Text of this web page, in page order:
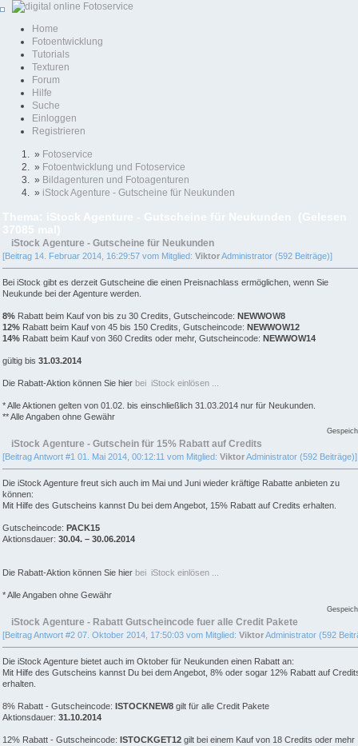
Home
Fotoentwicklung
Tutorials
Texturen
Forum
Hilfe
Suche
Einloggen
Registrieren
» Fotoservice
» Fotoentwicklung und Fotoservice
» Bildagenturen und Fotoagenturen
» iStock Agenture - Gutscheine für Neukunden
iStock Agenture - Gutscheine für Neukunden
[Beitrag 14. Februar 2014, 16:29:57 vom Mitglied: ViktorAdministrator (592 Beiträge)]
Bei iStock gibt es derzeit Gutscheine die einen Preisnachlass ermöglichen, wenn Sie
Neukunde bei der Agenture werden.
8% Rabatt beim Kauf von bis zu 30 Credits, Gutscheincode: NEWWOW8
12% Rabatt beim Kauf von 45 bis 150 Credits, Gutscheincode: NEWWOW12
14% Rabatt beim Kauf von 360 Credits oder mehr, Gutscheincode: NEWWOW14
gültig bis 31.03.2014
Die Rabatt-Aktion können Sie hier bei iStock einlösen ...
* Alle Aktionen gelten von 01.02. bis einschließlich 31.03.2014 nur für Neukunden.
** Alle Angaben ohne Gewähr
iStock Agenture - Gutschein für 15% Rabatt auf Credits
[Beitrag Antwort #1 01. Mai 2014, 00:12:11 vom Mitglied: ViktorAdministrator (592 Beiträge)]
Die iStock Agenture freut sich auch im Mai und Juni wieder kräftige Rabatte anbieten zu
können:
Mit Hilfe des Gutscheins kannst Du bei dem Angebot, 15% Rabatt auf Credits erhalten.
Gutscheincode: PACK15
Aktionsdauer: 30.04. – 30.06.2014
Die Rabatt-Aktion können Sie hier bei iStock einlösen ...
* Alle Angaben ohne Gewähr
iStock Agenture - Rabatt Gutscheincode fuer alle Credit Pakete
[Beitrag Antwort #2 07. Oktober 2014, 17:50:03 vom Mitglied: ViktorAdministrator (592
Die iStock Agenture bietet auch im Oktober für Neukunden einen Rabatt an:
Mit Hilfe des Gutscheins kannst Du bei dem Angebot, 8% oder sogar 12% Rabatt auf
erhalten.
8% Rabatt - Gutscheincode: ISTOCKNEW8 gilt für alle Credit Pakete
Aktionsdauer: 31.10.2014
12% Rabatt - Gutscheincode: ISTOCKGET12 gilt bei einem Kauf von 18 Credits oder mehr